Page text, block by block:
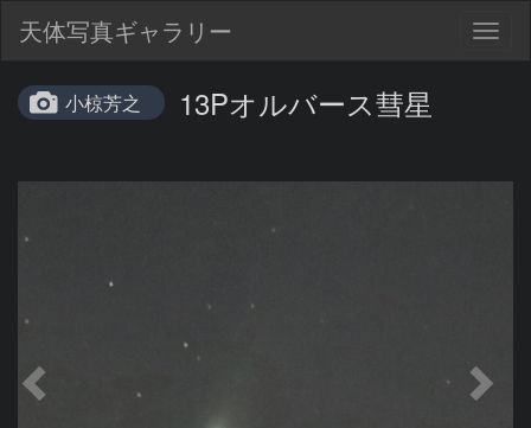
天体写真ギャラリー
小椋芳之 13Pオルバース彗星